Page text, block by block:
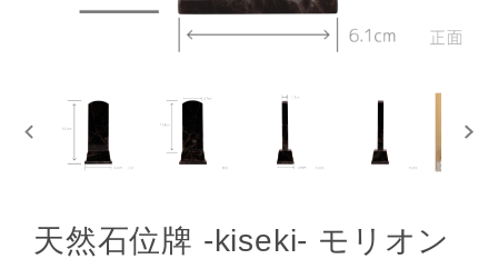
天然石位牌 -kiseki- モリオン